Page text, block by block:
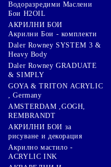
Водоразредими Маслени
Бои H2OIL
АКРИЛНИ БОИ
Акрилни Бои - комплекти
Daler Rowney SYSTEM 3 &
Heavy Body
Daler Rowney GRADUATE
& SIMPLY
GOYA & TRITON АCRYLIC
, Germany
AMSTERDAM ,GOGH,
REMBRANDT
АКРИЛНИ БОИ за
рисуване и декорация
Акрилно мастило -
ACRYLIC INK